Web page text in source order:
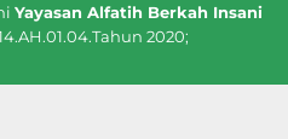
Yayasan Alfatih Berkah Insani
2020;